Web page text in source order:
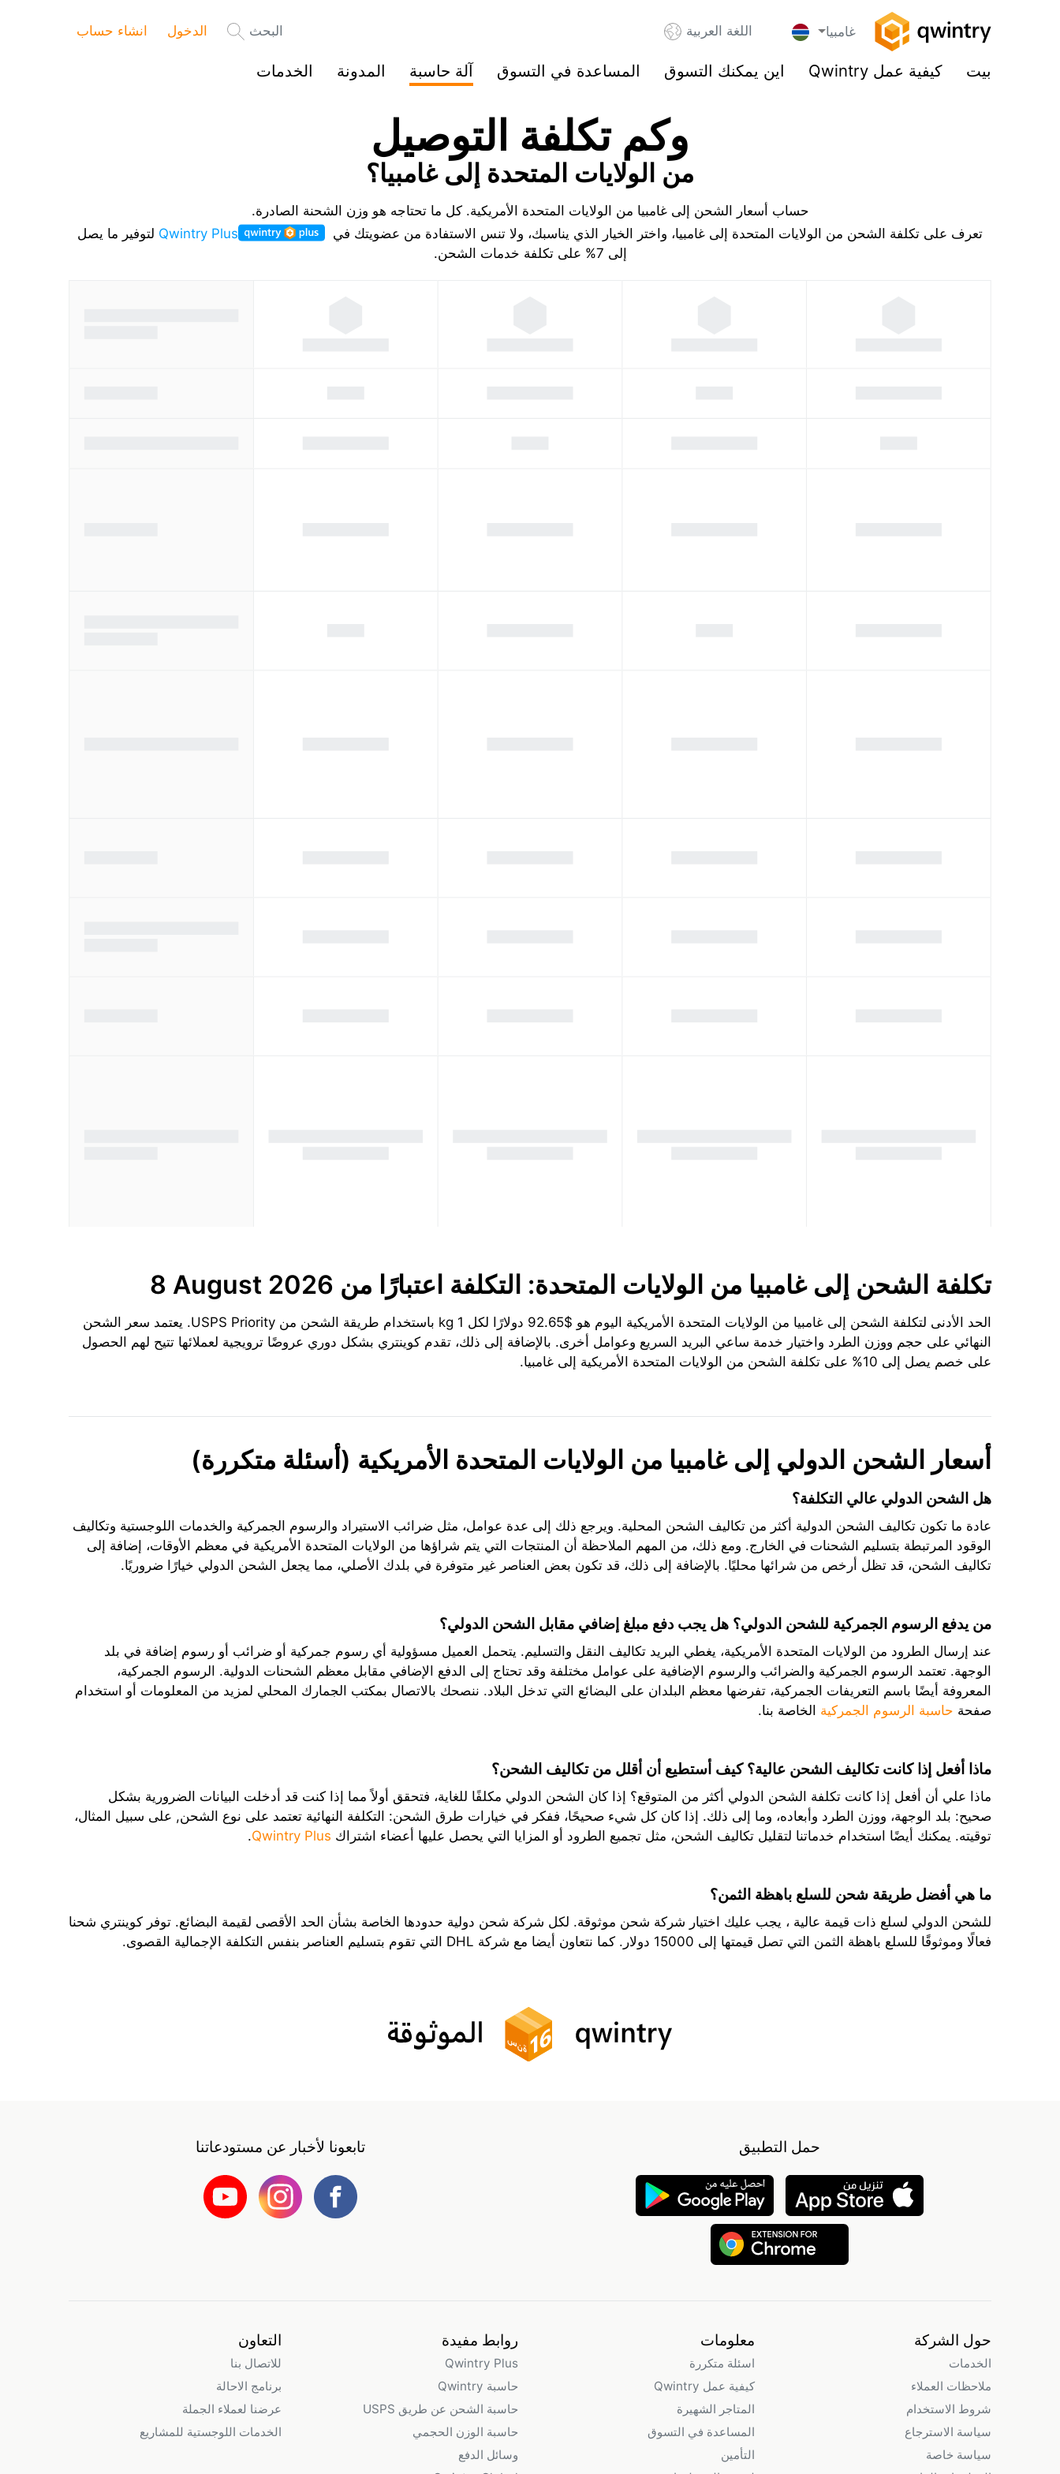
غامبيا اللغة العربية البحث الدخول انشاء حساب
بيت كيفية عمل Qwintry اين يمكنك التسوق المساعدة في التسوق آلة حاسبة المدونة الخدمات
وكم تكلفة التوصيل
من الولايات المتحدة إلى غامبيا؟
حساب أسعار الشحن إلى غامبيا من الولايات المتحدة الأمريكية. كل ما تحتاجه هو وزن الشحنة الصادرة.
تعرف على تكلفة الشحن من الولايات المتحدة إلى غامبيا، واختر الخيار الذي يناسبك، ولا تنس الاستفادة من عضويتك في
Qwintry Plus لتوفير ما يصل
إلى 7% على تكلفة خدمات الشحن.
تكلفة الشحن إلى غامبيا من الولايات المتحدة: التكلفة اعتبارًا من 8 August 2026
الحد الأدنى لتكلفة الشحن إلى غامبيا من الولايات المتحدة الأمريكية اليوم هو $92.65 دولارًا لكل 1 kg باستخدام طريقة الشحن من USPS Priority. يعتمد سعر الشحن
النهائي على حجم ووزن الطرد واختيار خدمة ساعي البريد السريع وعوامل أخرى. بالإضافة إلى ذلك، تقدم كوينتري بشكل دوري عروضًا ترويجية لعملائها تتيح لهم الحصول
على خصم يصل إلى 10% على تكلفة الشحن من الولايات المتحدة الأمريكية إلى غامبيا.
أسعار الشحن الدولي إلى غامبيا من الولايات المتحدة الأمريكية (أسئلة متكررة)
هل الشحن الدولي عالي التكلفة؟
عادة ما تكون تكاليف الشحن الدولية أكثر من تكاليف الشحن المحلية. ويرجع ذلك إلى عدة عوامل، مثل ضرائب الاستيراد والرسوم الجمركية والخدمات اللوجستية وتكاليف
الوقود المرتبطة بتسليم الشحنات في الخارج. ومع ذلك، من المهم الملاحظة أن المنتجات التي يتم شراؤها من الولايات المتحدة الأمريكية في معظم الأوقات، إضافة إلى
تكاليف الشحن، قد تظل أرخص من شرائها محليًا. بالإضافة إلى ذلك، قد تكون بعض العناصر غير متوفرة في بلدك الأصلي، مما يجعل الشحن الدولي خيارًا ضروريًا.
من يدفع الرسوم الجمركية للشحن الدولي؟ هل يجب دفع مبلغ إضافي مقابل الشحن الدولي؟
عند إرسال الطرود من الولايات المتحدة الأمريكية، يغطي البريد تكاليف النقل والتسليم. يتحمل العميل مسؤولية أي رسوم جمركية أو ضرائب أو رسوم إضافة في بلد
الوجهة. تعتمد الرسوم الجمركية والضرائب والرسوم الإضافية على عوامل مختلفة وقد تحتاج إلى الدفع الإضافي مقابل معظم الشحنات الدولية. الرسوم الجمركية،
المعروفة أيضًا باسم التعريفات الجمركية، تفرضها معظم البلدان على البضائع التي تدخل البلاد. ننصحك بالاتصال بمكتب الجمارك المحلي لمزيد من المعلومات أو استخدام
صفحة حاسبة الرسوم الجمركية الخاصة بنا.
ماذا أفعل إذا كانت تكاليف الشحن عالية؟ كيف أستطيع أن أقلل من تكاليف الشحن؟
ماذا علي أن أفعل إذا كانت تكلفة الشحن الدولي أكثر من المتوقع؟ إذا كان الشحن الدولي مكلفًا للغاية، فتحقق أولاً مما إذا كنت قد أدخلت البيانات الضرورية بشكل
صحيح: بلد الوجهة، ووزن الطرد وأبعاده، وما إلى ذلك. إذا كان كل شيء صحيحًا، ففكر في خيارات طرق الشحن: التكلفة النهائية تعتمد على نوع الشحن, على سبيل المثال،
توقيته. يمكنك أيضًا استخدام خدماتنا لتقليل تكاليف الشحن، مثل تجميع الطرود أو المزايا التي يحصل عليها أعضاء اشتراك Qwintry Plus
.
ما هي أفضل طريقة شحن للسلع باهظة الثمن؟
للشحن الدولي لسلع ذات قيمة عالية ، يجب عليك اختيار شركة شحن موثوقة. لكل شركة شحن دولية حدودها الخاصة بشأن الحد الأقصى لقيمة البضائع. توفر كوينتري شحنا
فعالًا وموثوقًا للسلع باهظة الثمن التي تصل قيمتها إلى 15000 دولار. كما نتعاون أيضا مع شركة DHL التي تقوم بتسليم العناصر بنفس التكلفة الإجمالية القصوى.
حمل التطبيق تابعونا لأخبار عن مستودعاتنا
حول الشركة
الخدمات
ملاحظات العملاء
شروط الاستخدام
سياسة الاسترجاع
سياسة خاصة
معلومات
اسئلة متكررة
كيفية عمل Qwintry
المتاجر الشهيرة
المساعدة في التسوق
التأمين
روابط مفيدة
Qwintry Plus
حاسبة Qwintry
حاسبة الشحن عن طريق USPS
حاسبة الوزن الحجمي
وسائل الدفع
التعاون
للاتصال بنا
برنامج الاحالة
عرضنا لعملاء الجملة
الخدمات اللوجستية للمشاريع